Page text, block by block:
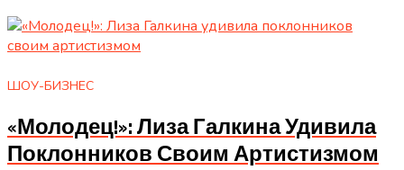
ШОУ-БИЗНЕС
«Молодец!»: Лиза Галкина Удивила
Поклонников Своим Артистизмом